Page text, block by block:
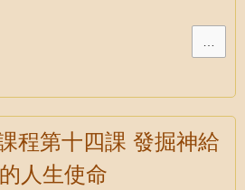
…
程第十四課 發掘神給
人生使命